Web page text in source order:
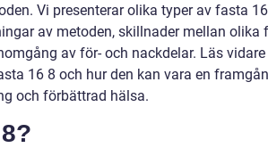
Vi presenterar olika typer av fasta
av metoden, skillnader mellan olika
av för- och nackdelar. Läs
16 8 och hur den kan vara en
och förbättrad hälsa.